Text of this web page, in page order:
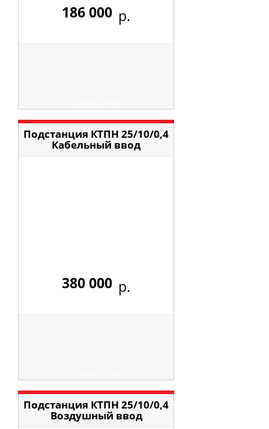
186 000 р.
Подстанция КТПН 25/10/0,4
Кабельный ввод
380 000 р.
Подстанция КТПН 25/10/0,4
Воздушный ввод